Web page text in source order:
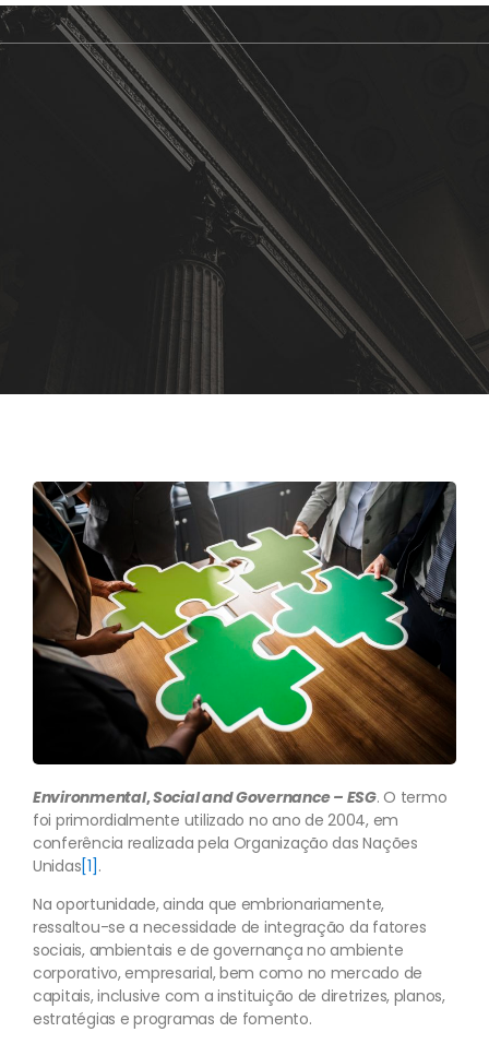
Environmental,SocialandGovernance – ESG. O termo
foi primordialmente utilizado no ano de 2004, em
conferência realizada pela Organização das Nações
Unidas[1] .
Na oportunidade, ainda que embrionariamente,
ressaltou-se a necessidade de integração da fatores
sociais, ambientais e de governança no ambiente
corporativo, empresarial, bem como no mercado de
capitais, inclusive com a instituição de diretrizes, planos,
estratégias e programas de fomento.